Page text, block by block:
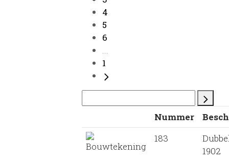
4
5
6
...
1
Nummer
183
1902